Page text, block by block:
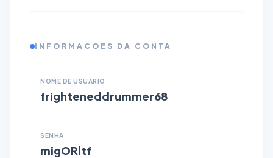
INFORMACOES DA CONTA
NOME DE USUÁRIO
frighteneddrummer68
SENHA
migORltf